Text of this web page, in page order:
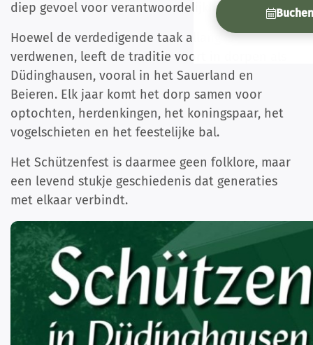
diep gevoel voor verantwoordelijkheid.
Hoewel de verdedigende taak allang is
verdwenen, leeft de traditie voort in dorpen als
Düdinghausen, vooral in het Sauerland en
Beieren. Elk jaar komt het dorp samen voor
optochten, herdenkingen, het koningspaar, het
vogelschieten en het feestelijke bal.
Het Schützenfest is daarmee geen folklore, maar
een levend stukje geschiedenis dat generaties
met elkaar verbindt.